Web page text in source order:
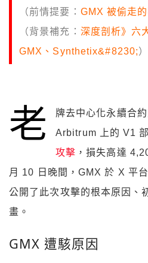
（前情提要： GMX 被偷走
（背景補充： 深度剖析》六
GMX、Synthetix&#8230;）
老
牌去中心化永續合
Arbitrum 上的 V1
攻擊 ，損失高達
月 10 日晚間，GMX 於 X 平
公開了此次攻擊的根本原因、
畫。
GMX 遭駭原因